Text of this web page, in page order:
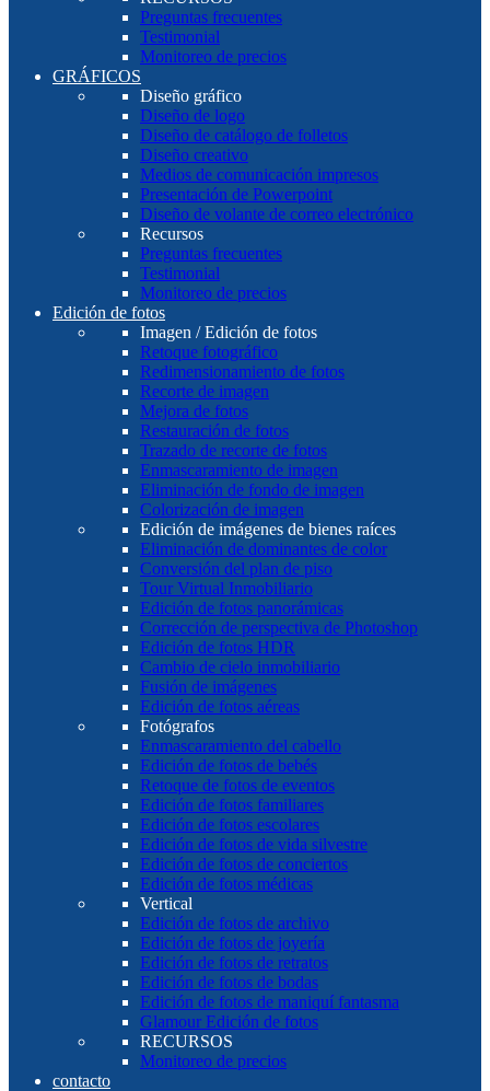
Preguntas frecuentes
Testimonial
Monitoreo de precios
GRÁFICOS
Diseño gráfico
Diseño de logo
Diseño de catálogo de folletos
Diseño creativo
Medios de comunicación impresos
Presentación de Powerpoint
Diseño de volante de correo electrónico
Recursos
Preguntas frecuentes
Testimonial
Monitoreo de precios
Edición de fotos
Imagen / Edición de fotos
Retoque fotográfico
Redimensionamiento de fotos
Recorte de imagen
Mejora de fotos
Restauración de fotos
Trazado de recorte de fotos
Enmascaramiento de imagen
Eliminación de fondo de imagen
Colorización de imagen
Edición de imágenes de bienes raíces
Eliminación de dominantes de color
Conversión del plan de piso
Tour Virtual Inmobiliario
Edición de fotos panorámicas
Corrección de perspectiva de Photoshop
Edición de fotos HDR
Cambio de cielo inmobiliario
Fusión de imágenes
Edición de fotos aéreas
Fotógrafos
Enmascaramiento del cabello
Edición de fotos de bebés
Retoque de fotos de eventos
Edición de fotos familiares
Edición de fotos escolares
Edición de fotos de vida silvestre
Edición de fotos de conciertos
Edición de fotos médicas
Vertical
Edición de fotos de archivo
Edición de fotos de joyería
Edición de fotos de retratos
Edición de fotos de bodas
Edición de fotos de maniquí fantasma
Glamour Edición de fotos
RECURSOS
Monitoreo de precios
contacto